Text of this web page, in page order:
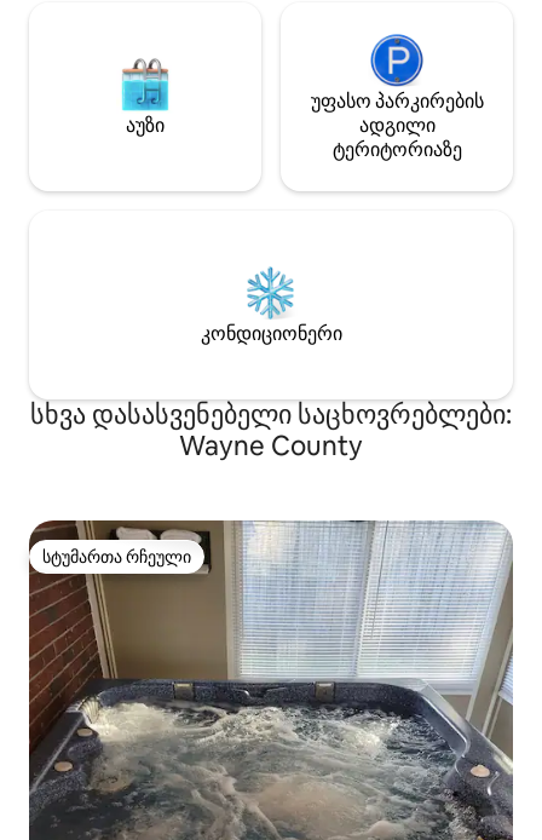
აუზი
უფასო პარკირების
ადგილი
ტერიტორიაზე
კონდიციონერი
სხვა დასასვენებელი საცხოვრებლები:
Wayne County
სტუმართა რჩეული
სტუმართა რჩეული